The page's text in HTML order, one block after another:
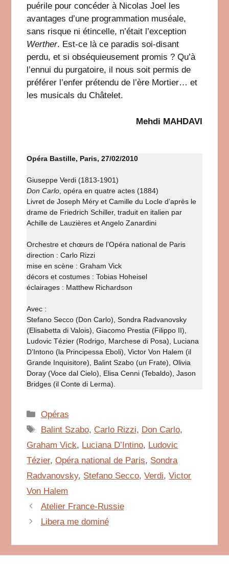
puérile pour concéder à Nicolas Joel les
avantages d’une programmation muséale,
sans risque ni étincelle, n’était l’exception
Werther. Est-ce là ce paradis soi-disant
perdu, et si obséquieusement promis ? Qu’à
l’ennui du purgatoire, il nous soit permis de
préférer l’enfer prétendu de l’ère Mortier… et
les musicals du Châtelet.
Mehdi MAHDAVI
Opéra Bastille, Paris, 27/02/2010
Giuseppe Verdi (1813-1901)
Don Carlo , opéra en quatre actes (1884)
Livret de Joseph Méry et Camille du Locle d’après le
drame de Friedrich Schiller, traduit en italien par
Achille de Lauzières et Angelo Zanardini
Orchestre et chœurs de l’Opéra national de Paris
direction : Carlo Rizzi
mise en scène : Graham Vick
décors et costumes : Tobias Hoheisel
éclairages : Matthew Richardson
Avec :
Stefano Secco (Don Carlo), Sondra Radvanovsky
(Elisabetta di Valois), Giacomo Prestia (Filippo II),
Ludovic Tézier (Rodrigo, Marchese di Posa), Luciana
D’Intono (la Principessa Eboli), Victor Von Halem (il
Grande Inquisitore), Balint Szabo (un Frate), Olivia
Doray (Voce dal Cielo), Elisa Cenni (Tebaldo), Jason
Bridges (il Conte di Lerma).
Catégories
Opéras
Étiquettes
Balint Szabo, Carlo Rizzi, Don Carlo,
Graham Vick, Luciana D’Intino, Ludovic
Tézier,Opéra national de Paris, Sondra
Radvanovsky, Stefano Secco,Verdi,Victor
Von Halem
Atelier France-Russie
Libera me dominé